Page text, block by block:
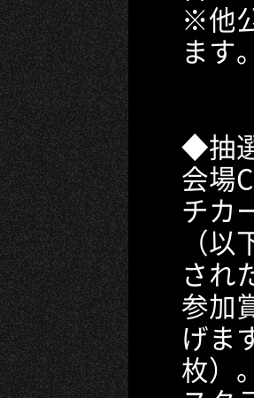
※他
ます。
◆抽
会場
チカ
（
され
参加
げま
枚）。